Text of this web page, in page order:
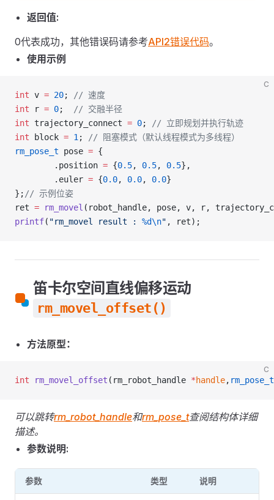
返回值:
0代表成功，其他错误码请参考API2错误代码。
使用示例
C
int v = 20;
// 速度
int r = 0;
  // 交融半径
int trajectory_connect = 0;
// 立即规划并执行轨迹
int block = 1 ;
// 阻塞模式（默认线程模式为多线程）
rm_pose_t pose = {
        .position
= {0.5, 0.5, 0.5},
        .euler
= {0.0, 0.0, 0.0}
}; // 示例位姿
ret = rm_movel (robot_handle, pose, v, r,
printf( "rm_movel result : %d\n" , ret);
笛卡尔空间直线偏移运动
rm_movel_offset()
方法原型：
C
int rm_movel_offset (rm_robot_handle *handle, rm_pose_t
可以跳转rm_robot_handle和rm_pose_t查阅结构体详细
描述。
参数说明:
参数 类型 说明